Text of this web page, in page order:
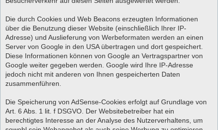
Die durch Cookies und Web Beacons erzeugten Informationen
über die Benutzung dieser Website (einschließlich Ihrer IP-
Adresse) und Auslieferung von Werbeformaten werden an einen
Server von Google in den USA übertragen und dort gespeichert.
Diese Informationen können von Google an Vertragspartner von
Google weiter gegeben werden. Google wird Ihre IP-Adresse
jedoch nicht mit anderen von Ihnen gespeicherten Daten
zusammenführen.
Die Speicherung von AdSense-Cookies erfolgt auf Grundlage von
Art. 6 Abs. 1 lit. f DSGVO. Der Websitebetreiber hat ein
berechtigtes Interesse an der Analyse des Nutzerverhaltens, um